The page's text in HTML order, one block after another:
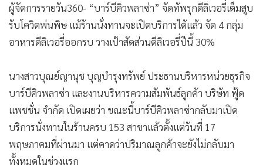
• การเมือง
• ท่องเที่ยว
• กีฬา
Special Scoop
เศรษฐกิจ-ธุรกิจ
จีน
• ชุมชน-คุณภาพชีวิต
• อาชญากรรม
ผู้จัดการรายวัน360- “บาร์บีคิวพลาซ่า” จัดทัพรุกดีลิเวอรี่เต็มสูบ
รับโควิดพ่นพิษ แม้ร้านนั่งทานจะเปิดบริการได้แล้ว จัด 4 กลุ่ม
อาหารดีลิเวอรี่ออกรบ วางเป้าสัดส่วนดีลิเวอรี่ปีนี้ 30%
นางสาวบุณย์ญานุช บุญบำรุงทรัพย์ ประธานบริหารหน่วยธุรกิจ
บาร์บีคิวพลาซ่า และงานบริหารความสัมพันธ์ลูกค้า บริษัท ฟู้ด
แพชชั่น จำกัด เปิดเผยว่า ขณะนี้บาร์บีคิวพลาซ่ากลับมาเปิด
บริการนั่งทานในร้านครบ 153 สาขาแล้วตั้งแต่วันที่ 17
พฤษภาคมที่ผ่านมา แต่คาดว่าปริมาณลูกค้าจะยังไม่กลับมา
ทั้งหมดในช่วงแรก